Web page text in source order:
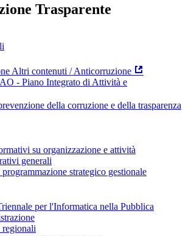
Trasparente
Altri contenuti / Anticorruzione
- Piano Integrato di Attività e
della corruzione e della trasparenza
su organizzazione e attività
generali
strategico gestionale
per l'Informatica nella Pubblica
regionali